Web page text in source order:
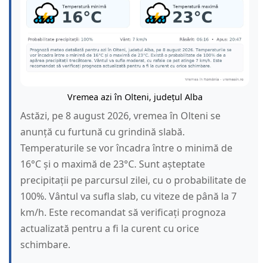
Vremea azi în Olteni, județul Alba
Astăzi, pe 8 august 2026, vremea în Olteni se
anunță cu furtună cu grindină slabă.
Temperaturile se vor încadra între o minimă de
16°C și o maximă de 23°C. Sunt așteptate
precipitații pe parcursul zilei, cu o probabilitate de
100%. Vântul va sufla slab, cu viteze de până la 7
km/h. Este recomandat să verificați prognoza
actualizată pentru a fi la curent cu orice
schimbare.